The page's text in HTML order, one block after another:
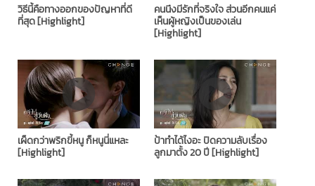
วิธีนี้คือทางออกของปัญหาที่ดี
ที่สุด [Highlight]
คนนึงมีรักที่จริงใจ ส่วนอีกคนแค่
เห็นผู้หญิงเป็นของเล่น
[Highlight]
เผ็ดกว่าพริกขี้หนู ก็หนูนี่แหละ
[Highlight]
ป้าทำได้ไงอะ ปิดความลับเรื่อง
ลูกมาตั้ง 20 ปี [Highlight]